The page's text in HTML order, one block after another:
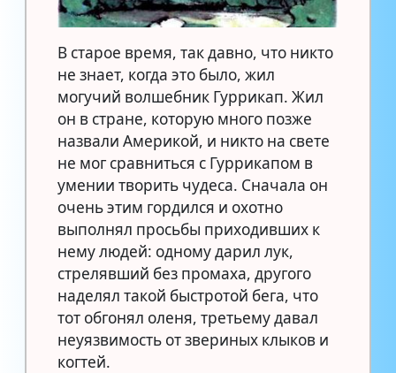
В старое время, так давно, что никто
не знает, когда это было, жил
могучий волшебник Гуррикап. Жил
он в стране, которую много позже
назвали Америкой, и никто на свете
не мог сравниться с Гуррикапом в
умении творить чудеса. Сначала он
очень этим гордился и охотно
выполнял просьбы приходивших к
нему людей: одному дарил лук,
стрелявший без промаха, другого
наделял такой быстротой бега, что
тот обгонял оленя, третьему давал
неуязвимость от звериных клыков и
когтей.